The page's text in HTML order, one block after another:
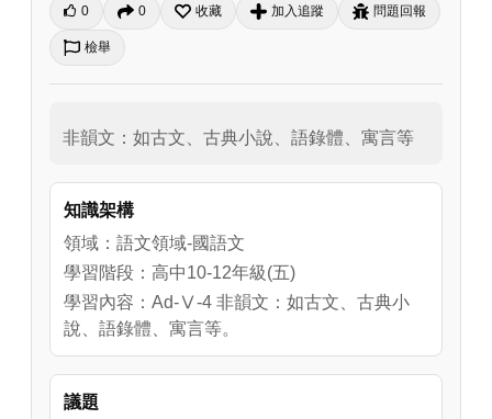
0 0 收藏 加入追蹤 問題回報
檢舉
非韻文：如古文、古典小說、語錄體、寓言等
知識架構
領域：語文領域-國語文
學習階段：高中10-12年級(五)
學習內容：Ad-Ⅴ-4 非韻文：如古文、古典小
說、語錄體、寓言等。
議題